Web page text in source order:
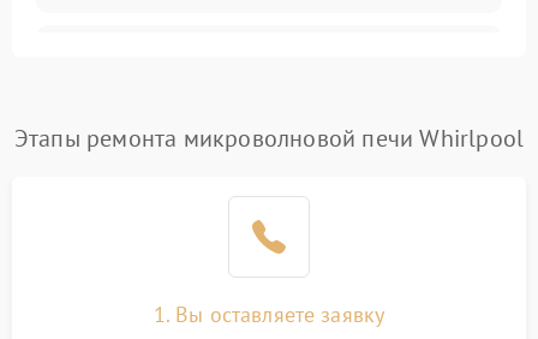
Подробнее →
2200 ₽
Не работают сенсорные
Этапы ремонта микроволновой печи Whirlpool
1. Вы оставляете заявку